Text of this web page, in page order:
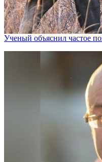
Ученый объяснил частое